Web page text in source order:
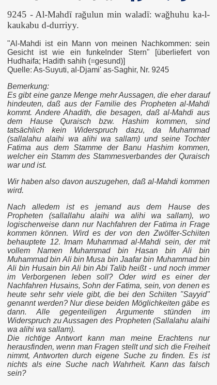
9245 - Al-Mahdī raǧulun min waladī: waǧhuhu ka-l-
kaukabu d-durriyy.
"Al-Mahdi ist ein Mann von meinen Nachkommen: sein
Gesicht ist wie ein funkelnder Stern" [überliefert von
Hudhaifa; Hadith sahih (=gesund)]
Quelle: As-Suyuti, al-Djami' as-Saghir, Nr. 9245
Bemerkung:
Es gibt eine ganze Menge mehr Aussagen, die eher darauf
hindeuten, daß aus der Familie des Propheten al-Mahdi
kommt. Andere Ahadith, die besagen, daß al-Mahdi aus
dem Hause Quraisch bzw. Hashim kommen, sind
tatsächlich kein Widerspruch dazu, da Muhammad
(sallalahu alaihi wa alihi wa sallam) und seine Tochter
Fatima aus dem Stamme der Banu Hashim kommen,
welcher ein Stamm des Stammesverbandes der Quraisch
war und ist.
Wir haben also davon auszugehen, daß al-Mahdi kommen
wird.
Nach alledem ist es jemand aus dem Hause des
Propheten (sallallahu alaihi wa alihi wa sallam), wo
logischerweise dann nur Nachfahren der Fatima in Frage
kommen können. Wird es der von den Zwölfer-Schiiten
behauptete 12. Imam Muhammad al-Mahdi sein, der mit
vollem Namen Muhammad bin Hasan bin Ali bin
Muhammad bin Ali bin Musa bin Jaafar bin Muhammad bin
Ali bin Husain bin Ali bin Abi Talib heißt - und noch immer
im Verborgenen leben soll? Oder wird es einer der
Nachfahren Husains, Sohn der Fatima, sein, von denen es
heute sehr sehr viele gibt, die bei den Schiiten "Sayyid"
genannt werden? Nur diese beiden Möglichkeiten gäbe es
dann. Alle gegenteiligen Argumente stünden im
Widerspruch zu Aussagen des Propheten (Sallalahu alaihi
wa alihi wa sallam).
Die richtige Antwort kann man meine Erachtens nur
herausfinden, wenn man Fragen stellt und sich die Freiheit
nimmt, Antworten durch eigene Suche zu finden. Es ist
nichts als eine Suche nach Wahrheit. Kann das falsch
sein?